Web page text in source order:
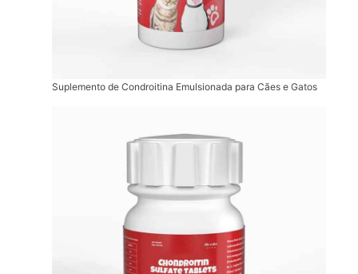
Suplemento de Condroitina Emulsionada para Cães e Gatos